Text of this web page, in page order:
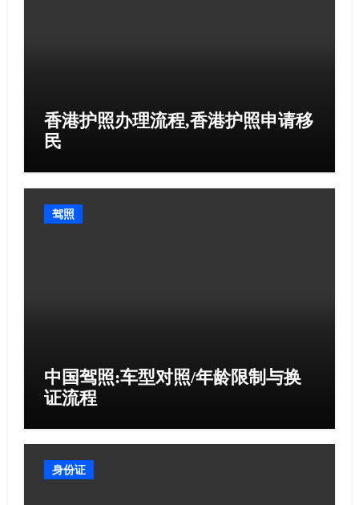
香港护照办理流程,香港护照申请移
民
驾照
中国驾照:车型对照/年龄限制与换
证流程​
身份证